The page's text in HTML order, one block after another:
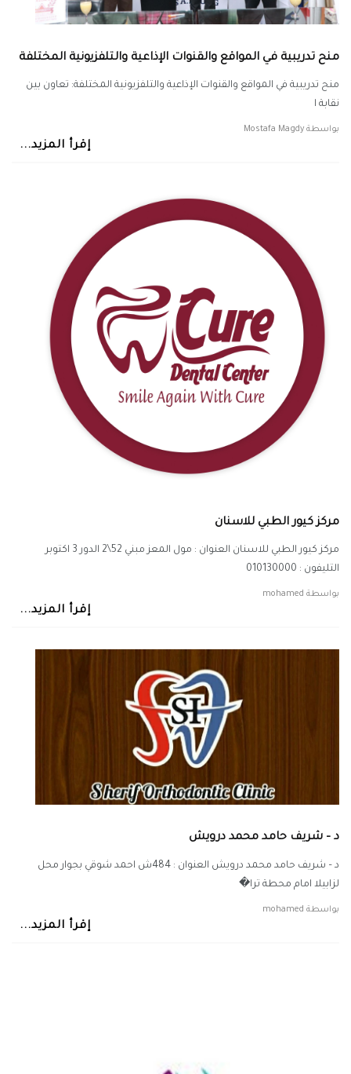
منح تدريبية في المواقع والقنوات الإذاعية والتلفزيونية المختلفة
منح تدريبية في المواقع والقنوات الإذاعية والتلفزيونية المختلفة: تعاون بين
نقابة ا
بواسطة Mostafa Magdy
إقرأ المزيد...
مركز كيور الطبي للاسنان
مركز كيور الطبي للاسنان العنوان : مول المعز مبني 52\2 الدور 3 اكتوبر
التليفون : 010130000
بواسطة mohamed
إقرأ المزيد...
د – شريف حامد محمد درويش
د – شريف حامد محمد درويش العنوان : 484ش احمد شوقي بجوار محل
لزابيلا امام محطة ترا�
بواسطة mohamed
إقرأ المزيد...